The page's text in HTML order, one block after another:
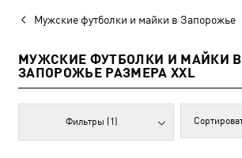
Мужские футболки и майки в Запорожье
МУЖСКИЕ ФУТБОЛКИ И МАЙКИ В
ЗАПОРОЖЬЕ РАЗМЕРА XXL
Фильтры (1)